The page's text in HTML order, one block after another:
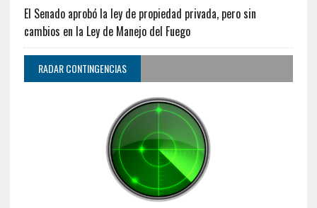
El Senado aprobó la ley de propiedad privada, pero sin
cambios en la Ley de Manejo del Fuego
RADAR CONTINGENCIAS